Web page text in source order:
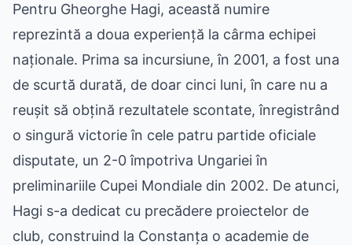
Pentru Gheorghe Hagi, această numire
reprezintă a doua experiență la cârma echipei
naționale. Prima sa incursiune, în 2001, a fost una
de scurtă durată, de doar cinci luni, în care nu a
reușit să obțină rezultatele scontate, înregistrând
o singură victorie în cele patru partide oficiale
disputate, un 2-0 împotriva Ungariei în
preliminariile Cupei Mondiale din 2002. De atunci,
Hagi s-a dedicat cu precădere proiectelor de
club, construind la Constanța o academie de